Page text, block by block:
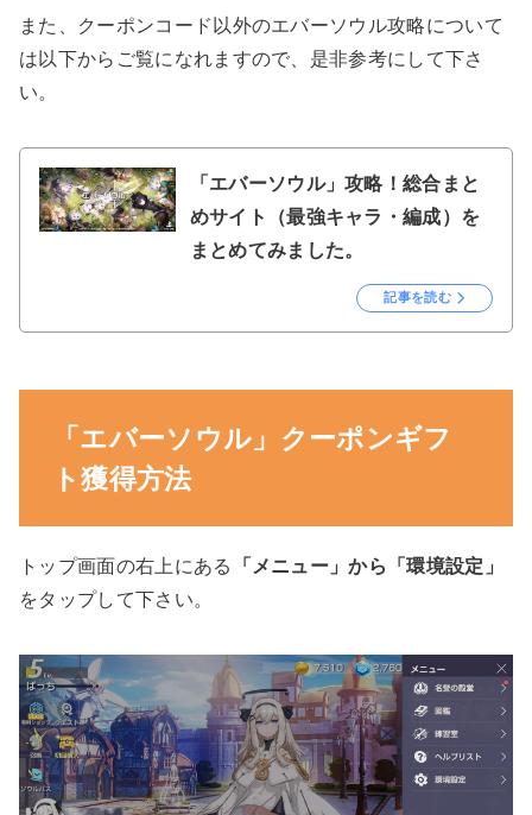
また、クーポンコード以外のエバーソウル攻略について
は以下からご覧になれますので、是非参考にして下さ
い。
「エバーソウル」攻略！総合まと
めサイト（最強キャラ・編成）を
まとめてみました。
記事を読む
「エバーソウル」クーポンギフ
ト獲得方法
トップ画面の右上にある
「メニュー」から「環境設定」
をタップして下さい。